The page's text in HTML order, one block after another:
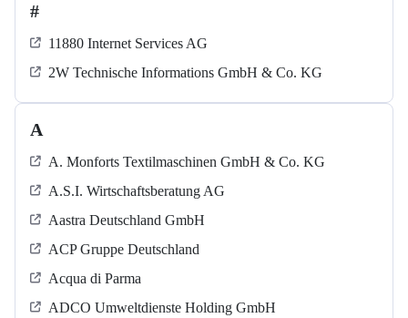
#
11880 Internet Services AG
2W Technische Informations GmbH & Co. KG
A
A. Monforts Textilmaschinen GmbH & Co. KG
A.S.I. Wirtschaftsberatung AG
Aastra Deutschland GmbH
ACP Gruppe Deutschland
Acqua di Parma
ADCO Umweltdienste Holding GmbH